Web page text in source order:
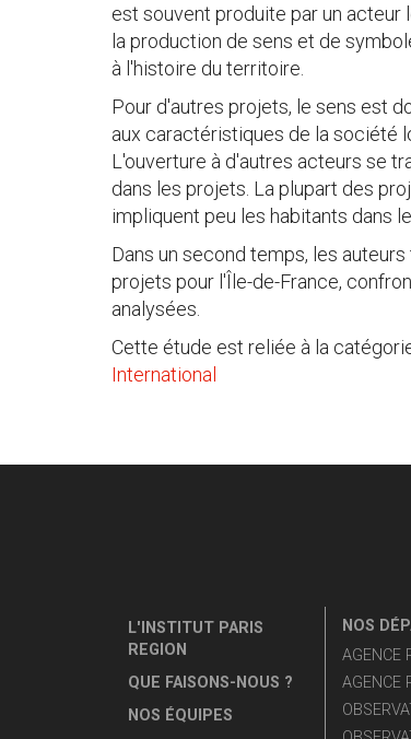
est souvent produite par un
la production de sens et de
à l'histoire du territoire.
Pour d'autres projets, le sens est
aux caractéristiques de la société
L'ouverture à d'autres acteurs se
dans les projets. La plupart des
impliquent peu les habitants dans
Dans un second temps, les
projets pour l'Île-de-France,
analysées.
Cette étude est reliée à la
International
L'INSTITUT PARIS
REGION
QUE FAISONS-NOUS ?
NOS ÉQUIPES
NOS
AGENCE
AGENCE